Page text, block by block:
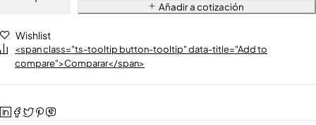
Añadir a cotización
Wishlist
<span class="ts-tooltip button-tooltip" data-title="Add to
compare">Comparar</span>